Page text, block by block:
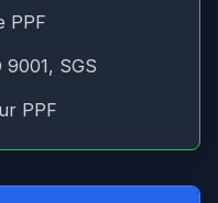
PPF
9001, SGS
PPF